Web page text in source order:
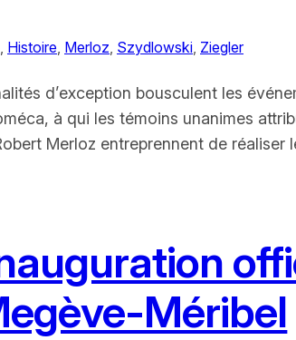
, Histoire, Merloz, Szydlowski, Ziegler
d’exception bousculent les
à qui les témoins unanimes
Merloz entreprennent de réaliser
Méribel